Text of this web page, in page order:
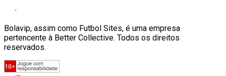
Bolavip, assim como Futbol Sites, é uma empresa
pertencente à Better Collective. Todos os direitos
reservados.